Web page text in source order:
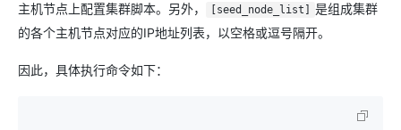
主机节点上配置集群脚本。另外，
[seed_node_list]
是组成集群
的各个主机节点对应的IP地址列表，以空格或逗号隔开。
因此，具体执行命令如下：